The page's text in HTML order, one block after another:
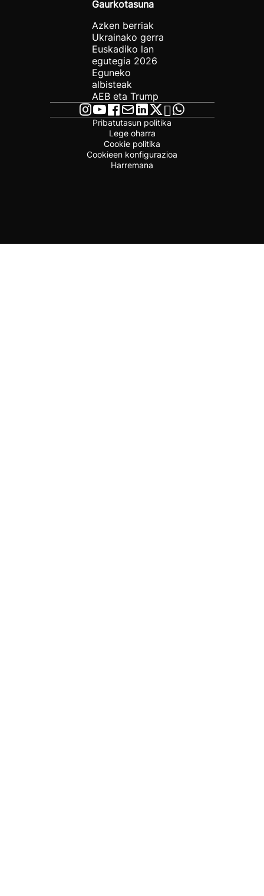
Gaurkotasuna
Azken berriak
Ukrainako gerra
Euskadiko lan
egutegia 2026
Eguneko
albisteak
AEB eta Trump
Pribatutasun politika
Lege oharra
Cookie politika
Cookieen konfigurazioa
Harremana